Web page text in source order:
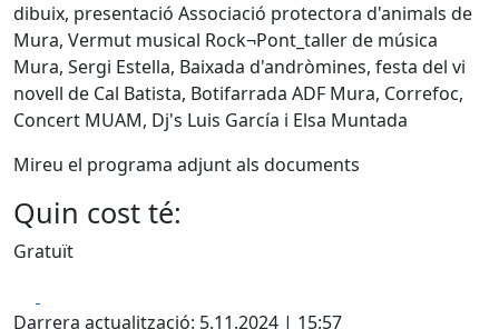
dibuix, presentació Associació protectora d'animals de
Mura, Vermut musical Rock¬Pont_taller de música
Mura, Sergi Estella, Baixada d'andròmines, festa del vi
novell de Cal Batista, Botifarrada ADF Mura, Correfoc,
Concert MUAM, Dj's Luis García i Elsa Muntada
Mireu el programa adjunt als documents
Quin cost té:
Gratuït
Darrera actualització: 5.11.2024 | 15:57